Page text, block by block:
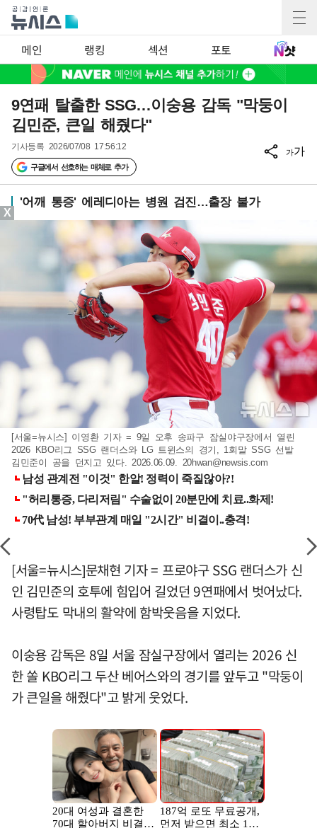
메인 랭킹 섹션 포토
9연패 탈출한 SSG…이숭용 감독 "막둥이
김민준, 큰일 해줬다"
기사등록 2026/07/08 17:56:12
구글에서 선호하는 매체로 추가
가가
'어깨 통증' 에레디아는 병원 검진…출장 불가
[서울=뉴시스] 이영환 기자 = 9일 오후 송파구 잠실야구장에서 열린
2026 KBO리그 SSG 랜더스와 LG 트윈스의 경기, 1회말 SSG 선발
김민준이 공을 던지고 있다. 2026.06.09. 20hwan@newsis.com
[서울=뉴시스]문채현 기자 = 프로야구 SSG 랜더스가 신
인 김민준의 호투에 힘입어 길었던 9연패에서 벗어났다.
사령탑도 막내의 활약에 함박웃음을 지었다.
이숭용 감독은 8일 서울 잠실구장에서 열리는 2026 신
한 쏠 KBO리그 두산 베어스와의 경기를 앞두고 "막둥이
가 큰일을 해줬다"고 밝게 웃었다.
X